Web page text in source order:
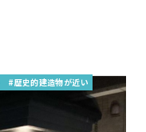
#歴史的建造物が近い